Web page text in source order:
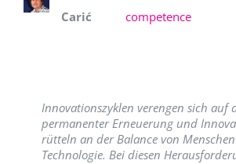
Carić
competence
Innovationszyklen verengen sich auf
permanenter Erneuerung und
rütteln an der Balance von
Technologie. Bei diesen